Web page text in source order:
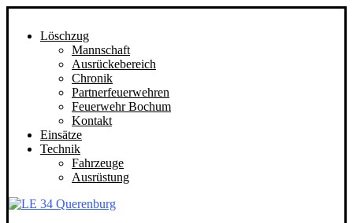
Löschzug
Mannschaft
Ausrückebereich
Chronik
Partnerfeuerwehren
Feuerwehr Bochum
Kontakt
Einsätze
Technik
Fahrzeuge
Ausrüstung